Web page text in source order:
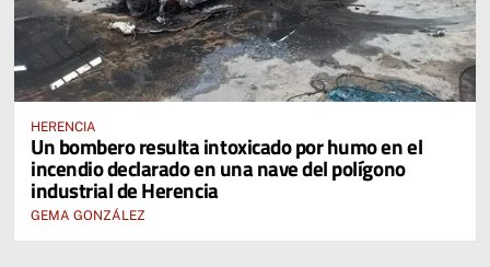
HERENCIA
Un bombero resulta intoxicado por humo en el
incendio declarado en una nave del polígono
industrial de Herencia
GEMA GONZÁLEZ